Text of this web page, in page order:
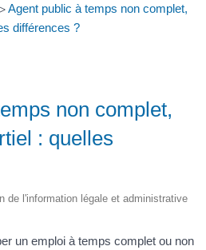
> Agent public à temps non complet,
différences ?
non complet,
: quelles
de l'information légale et administrative
un emploi à temps complet ou non